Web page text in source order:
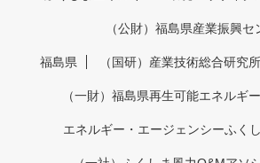
（公財）福島県産業振興セ
福島県 （国研）産業技術総合研究所
（一財）福島県再生可能エネルギ
エネルギー・エージェンシーふく